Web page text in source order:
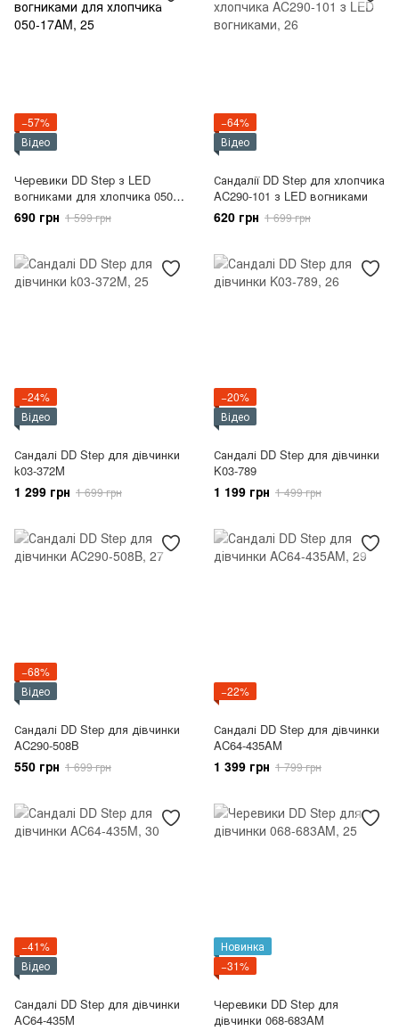
−57%
Відео
Черевики DD Step з LED
вогниками для хлопчика 050-
17AM
690 грн 1 599 грн
−64%
Відео
Сандалії DD Step для хлопчика
AC290-101 з LED вогниками
620 грн 1 699 грн
−24%
Відео
Сандалі DD Step для дівчинки
k03-372M
1 299 грн 1 699 грн
−20%
Відео
Сандалі DD Step для дівчинки
K03-789
1 199 грн 1 499 грн
−68%
Відео
Сандалі DD Step для дівчинки
AC290-508B
550 грн 1 699 грн
−22%
Сандалі DD Step для дівчинки
AC64-435AM
1 399 грн 1 799 грн
−41%
Відео
Сандалі DD Step для дівчинки
AC64-435M
Новинка
−31%
Черевики DD Step для
дівчинки 068-683AM